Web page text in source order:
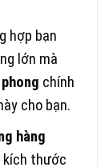
hợp bạn
lớn mà
chính
cho bạn.
hàng
kích thước